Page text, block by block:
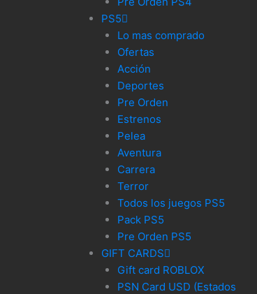
PS5
Lo mas comprado
Ofertas
Acción
Deportes
Pre Orden
Estrenos
Pelea
Aventura
Carrera
Terror
Todos los juegos PS5
Pack PS5
Pre Orden PS5
GIFT CARDS
Gift card ROBLOX
PSN Card USD (Estados